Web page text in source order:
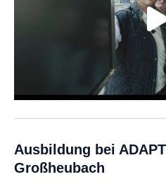
Ausbildung bei
Großheubach